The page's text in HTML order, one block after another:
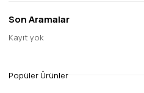
Tek Fiyat 450 TL
Son Aramalar
Kayıt yok
Popüler Ürünler